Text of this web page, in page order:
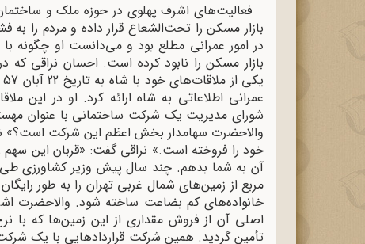
فعالیت‌های اشرف پهلوی در حوزه ملک و
بازار مسکن را تحت‌الشعاع قرار داده و مردم را
در امور عمرانی مطلع بود و می‌دانست او چگونه
عمرانی اطلاعاتی به شاه ارائه کرد. او در این
شورای مدیریت یک شرکت ساختمانی با عنوان
والاحضرت سهامدار بخش اعظم این شرکت است؟»
خود را فروخته است.» نراقی گفت: «قربان این سهم
آن به شما بدهم. چند سال پیش وزیر کشاورزی طی
مربع از زمین‌های شمال غربی تهران را به طور
خانواده‌های کم بضاعت ساخته شود. والاحضرت
اصلی آن از فروش مقداری از این زمین‌ها که با